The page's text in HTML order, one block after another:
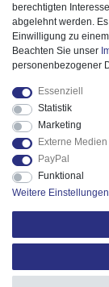
berechtigten
abgelehnt werden.
Einwilligung zu
Beachten Sie unser
personenbezogener
Essenziell
Statistik
Marketing
Externe Medien
PayPal
Funktional
Weitere Einstellungen